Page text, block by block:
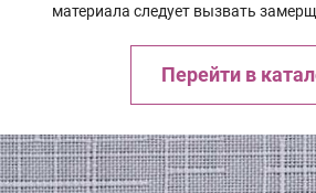
материала следует вызвать
Перейти в